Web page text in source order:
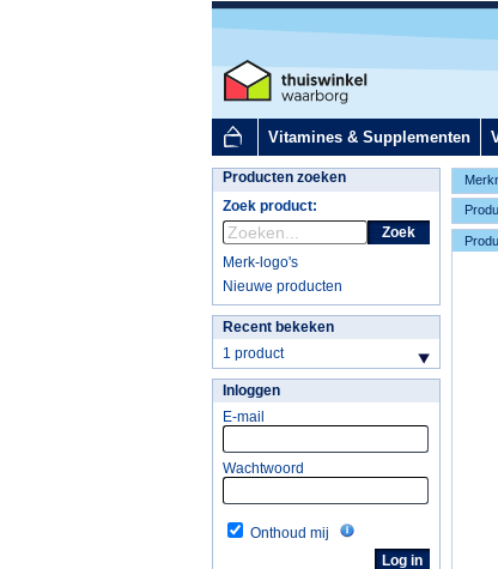
Vitamines & Supplementen
Producten zoeken
Zoek product:
Zoek
Merk-logo's
Nieuwe producten
Recent bekeken
1 product
Inloggen
E-mail
Wachtwoord
Onthoud mij